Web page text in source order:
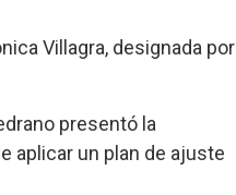
Villagra, designada por
presentó la
aplicar un plan de ajuste